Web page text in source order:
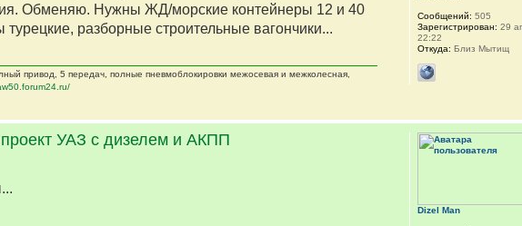
Обменяю. Нужны ЖД/морские контейнеры 12 и 40
разборные строительные вагончики...
привод, 5 передач, полные пневмоблокировки межосевая и межколесная,
Сообщений: 505
Зарегистрирован: 29
22:22
Откуда: Близ Мытищ
УАЗ с дизелем и АКПП
Dizel Man